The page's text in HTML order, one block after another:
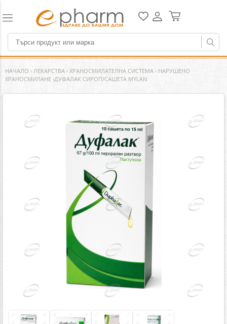
НАЧАЛО › ЛЕКАРСТВА › ХРАНОСМИЛАТЕЛНА СИСТЕМА › НАРУШЕНО
ХРАНОСМИЛАНЕ ›​ДУФАЛАК СИРОП/САШЕТА MYLAN